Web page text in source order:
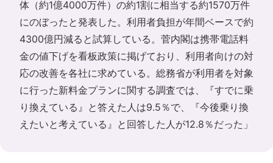
体（約1億4000万件）の約1割に相当する約1570万件
にのぼったと発表した。利用者負担が年間ベースで約
4300億円減ると試算している。菅内閣は携帯電話料
金の値下げを看板政策に掲げており、利用者向けの対
応の改善を各社に求めている。総務省が利用者を対象
に行った新料金プランに関する調査では、『すでに乗
り換えている』と答えた人は9.5％で、『今後乗り換
えたいと考えている』と回答した人が12.8％だった」